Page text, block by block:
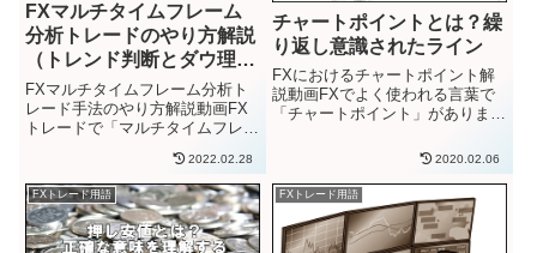
FXマルチタイムフレーム
分析トレードのやり方解説
（トレンド判断とダウ理
論）
FXマルチタイムフレーム分析ト
レード手法のやり方解説動画FX
トレードで「マルチタイムフレー
手法の基本的なやり方としては、
複数時間足チャートのトレンド状
況を判断したうえで長期足のトレ
ンド方向に執行時間軸チャート
で...
2022.02.28
チャートポイントとは？繰
り返し意識されたライン
FXにおけるチャートポイント解
説動画FXでよく使われる言葉で
「チャートポイント」がありま
大体の感じでフワッとした意味で
FXにおける「チャートポイン
ト」でよく使われる言い方例は、
以下で...
2020.02.06
FXトレード用語 FXトレード用語